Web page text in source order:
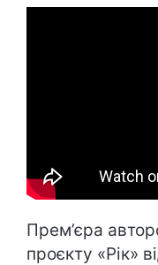
Прем’єра
проєкту «Рік»